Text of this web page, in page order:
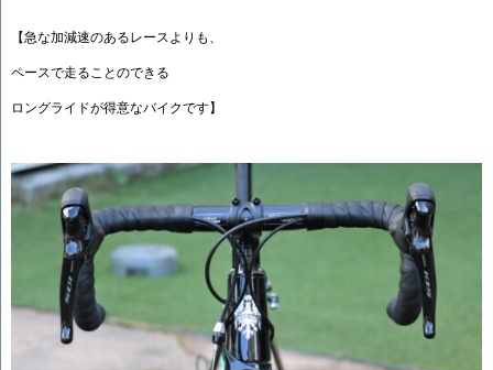
【急な加減速のあるレースよりも、
ペースで走ることのできる
ロングライドが得意なバイクです】